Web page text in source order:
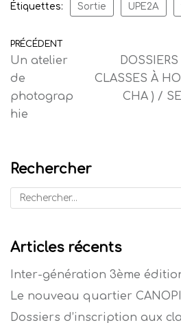
Étiquettes: Sortie UPE2A
PRÉCÉDENT
Un atelier
de
photograp
hie
CLASSES À
CHA ) /
Rechercher
Articles récents
Inter-génération 3ème
Le nouveau quartier
Dossiers d’inscription aux